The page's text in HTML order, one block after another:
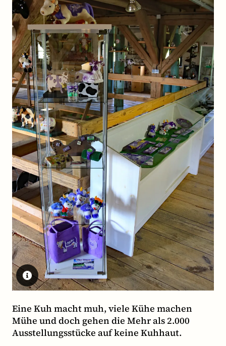
Eine Kuh macht muh, viele Kühe machen
Mühe und doch gehen die Mehr als 2.000
Ausstellungsstücke auf keine Kuhhaut.